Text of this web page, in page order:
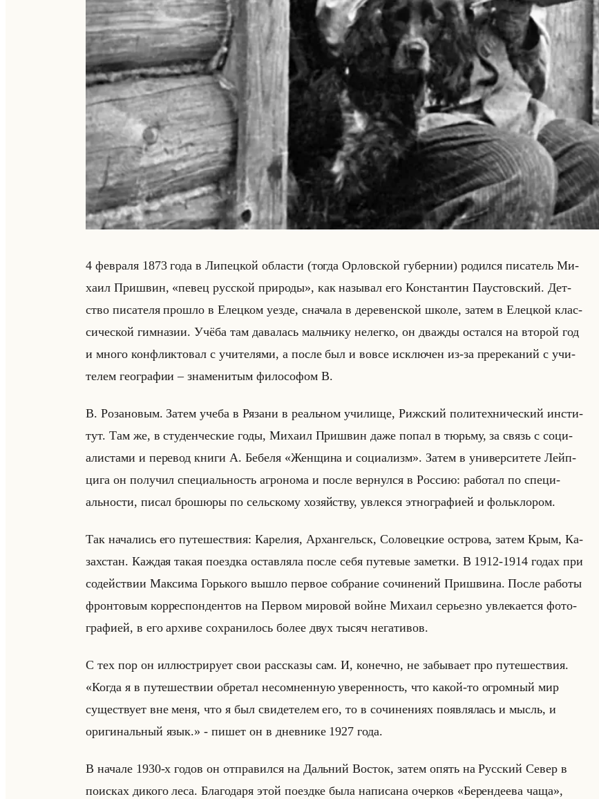
4 фев­ра­ля 1873 года в Ли­пец­кой об­ла­сти (тогда Ор­лов­ской гу­бер­нии) ро­дил­ся пи­са­тель Ми­
ха­ил При­швин, «певец русской природы», как на­зы­вал его Кон­стан­тин Па­устов­ский. Дет­
ство пи­са­те­ля про­шло в Елец­ком уезде, сна­ча­ла в де­ре­вен­ской школе, затем в Елец­кой клас­
си­че­ской гим­на­зии. Учёба там да­ва­лась мальчи­ку нелег­ко, он два­жды остал­ся на вто­рой год
и много кон­флик­то­вал с учи­те­ля­ми, а после был и вовсе ис­клю­чен из-за пре­ре­ка­ний с учи­
те­лем гео­гра­фии – зна­ме­ни­тым фи­ло­со­фом В.
В. Ро­за­но­вым. Затем учеба в Ря­за­ни в ре­альном учи­ли­ще, Риж­ский по­ли­тех­ни­че­ский ин­сти­
тут. Там же, в сту­ден­че­ские годы, Ми­ха­ил При­швин даже попал в тюрьму, за связь с со­ци­
али­ста­ми и пе­ре­вод книги А. Бе­бе­ля «Женщина и социализм». Затем в уни­вер­си­те­те Лейп­
ци­га он по­лу­чил спе­ци­альность аг­ро­но­ма и после вер­нул­ся в Рос­сию: ра­бо­тал по спе­ци­
ально­сти, писал бро­шю­ры по сельско­му хо­зяйству, увлек­ся эт­но­гра­фи­ей и фольк­ло­ром.
Так на­ча­лись его пу­те­ше­ствия: Ка­ре­лия, Ар­хан­гельск, Со­ло­вец­кие ост­ро­ва, затем Крым, Ка­
зах­стан. Каж­дая такая по­езд­ка остав­ля­ла после себя пу­те­вые за­мет­ки. В 1912-1914 годах при
со­действии Мак­си­ма Горько­го вышло пер­вое со­бра­ние со­чи­не­ний При­шви­на. После ра­бо­ты
фрон­то­вым кор­ре­спон­ден­тов на Пер­вом ми­ро­вой войне Ми­ха­ил се­рьез­но увле­ка­ет­ся фо­то­
гра­фи­ей, в его ар­хи­ве со­хра­ни­лось более двух тысяч нега­ти­вов.
С тех пор он ил­лю­стри­ру­ет свои рас­ска­зы сам. И, ко­неч­но, не за­бы­ва­ет про пу­те­ше­ствия.
«Когда я в путешествии обретал несомненную уверенность, что какой-то огромный мир
существует вне меня, что я был свидетелем его, то в сочинениях появлялась и мысль, и
оригинальный язык.» - пишет он в днев­ни­ке 1927 года.
В на­ча­ле 1930-х годов он от­пра­вил­ся на Дальний Во­сток, затем опять на Рус­ский Север в
по­ис­ках ди­ко­го леса. Бла­го­да­ря этой по­езд­ке была на­пи­са­на очер­ков «Берендеева чаща»,